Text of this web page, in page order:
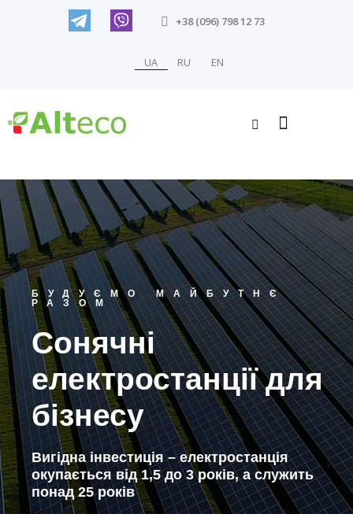
+38 (096) 798 12 73
UA RU EN
БУДУЄМО МАЙБУТНЄ
РАЗОМ
Сонячні
електростанції для
бізнесу
Вигідна інвестиція – електростанція
окупається від 1,5 до 3 років, а служить
понад 25 років